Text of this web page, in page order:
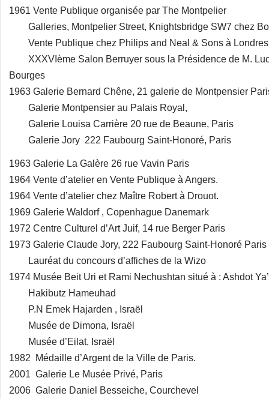
1961 Vente Publique organisée par The Montpelier
Galleries, Montpelier Street, Knightsbridge SW7 chez
Vente Publique chez Philips and Neal & Sons à Londres
XXXVIème Salon Berruyer sous la Présidence de M.
Bourges
1963 Galerie Bernard Chêne, 21 galerie de Montpensier
Galerie Montpensier au Palais Royal,
Galerie Louisa Carrière 20 rue de Beaune, Paris
Galerie Jory 222 Faubourg Saint-Honoré, Paris
1963 Galerie La Galère 26 rue Vavin Paris
1964 Vente d’atelier en Vente Publique à Angers.
1964 Vente d’atelier chez Maître Robert à Drouot.
1969 Galerie Waldorf , Copenhague Danemark
1972 Centre Culturel d’Art Juif, 14 rue Berger Paris
1973 Galerie Claude Jory, 222 Faubourg Saint-Honoré Paris
Lauréat du concours d’affiches de la Wizo
1974 Musée Beit Uri et Rami Nechushtan situé à : Ashdot
Hakibutz Hameuhad
P.N Emek Hajarden , Israël
Musée de Dimona, Israël
Musée d’Eilat, Israël
1982 Médaille d’Argent de la Ville de Paris.
2001 Galerie Le Musée Privé, Paris
2006 Galerie Daniel Besseiche, Courchevel